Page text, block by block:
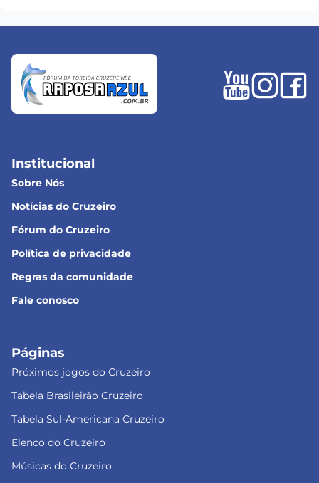
Institucional
Sobre Nós
Notícias do Cruzeiro
Fórum do Cruzeiro
Política de privacidade
Regras da comunidade
Fale conosco
Páginas
Próximos jogos do Cruzeiro
Tabela Brasileirão Cruzeiro
Tabela Sul-Americana Cruzeiro
Elenco do Cruzeiro
Músicas do Cruzeiro